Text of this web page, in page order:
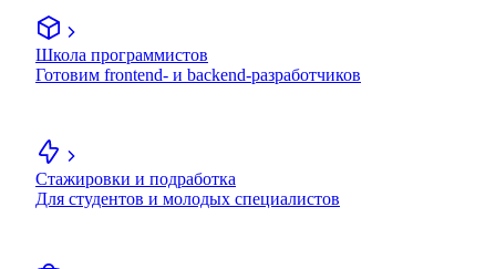
Школа программистов
Готовим frontend- и backend-разработчиков
Стажировки и подработка
Для студентов и молодых специалистов